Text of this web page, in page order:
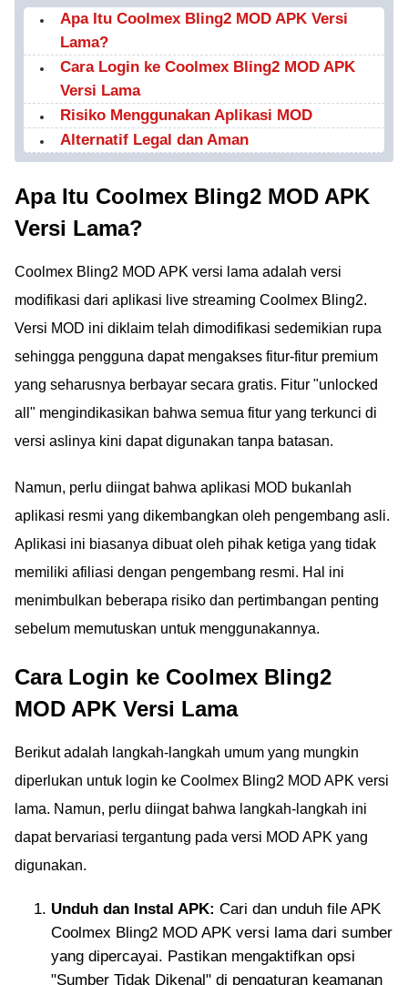
Apa Itu Coolmex Bling2 MOD APK Versi
Lama?
Cara Login ke Coolmex Bling2 MOD APK
Versi Lama
Risiko Menggunakan Aplikasi MOD
Alternatif Legal dan Aman
Apa Itu Coolmex Bling2 MOD APK
Versi Lama?
Coolmex Bling2 MOD APK versi lama adalah versi
modifikasi dari aplikasi live streaming Coolmex Bling2.
Versi MOD ini diklaim telah dimodifikasi sedemikian rupa
sehingga pengguna dapat mengakses fitur-fitur premium
yang seharusnya berbayar secara gratis. Fitur "unlocked
all" mengindikasikan bahwa semua fitur yang terkunci di
versi aslinya kini dapat digunakan tanpa batasan.
Namun, perlu diingat bahwa aplikasi MOD bukanlah
aplikasi resmi yang dikembangkan oleh pengembang asli.
Aplikasi ini biasanya dibuat oleh pihak ketiga yang tidak
memiliki afiliasi dengan pengembang resmi. Hal ini
menimbulkan beberapa risiko dan pertimbangan penting
sebelum memutuskan untuk menggunakannya.
Cara Login ke Coolmex Bling2
MOD APK Versi Lama
Berikut adalah langkah-langkah umum yang mungkin
diperlukan untuk login ke Coolmex Bling2 MOD APK versi
lama. Namun, perlu diingat bahwa langkah-langkah ini
dapat bervariasi tergantung pada versi MOD APK yang
digunakan.
Unduh dan Instal APK: Cari dan unduh file APK
Coolmex Bling2 MOD APK versi lama dari sumber
yang dipercayai. Pastikan mengaktifkan opsi
"Sumber Tidak Dikenal" di pengaturan keamanan